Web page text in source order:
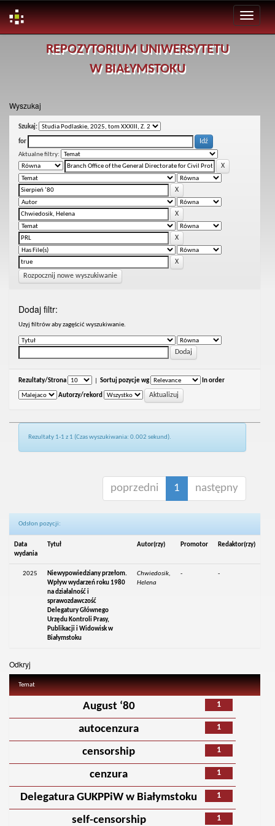
REPOZYTORIUM UNIWERSYTETU
W BIAŁYMSTOKU
Wyszukaj
Szukaj:
for
Aktualne filtry:
Rozpocznij nowe wyszukiwanie
Dodaj filtr:
Uzyj filtrów aby zagęścić wyszukiwanie.
Rezultaty/Strona Sortuj pozycje wg In order
Autorzy/rekord
Rezultaty 1-1 z 1 (Czas wyszukiwania: 0.002 sekund).
poprzedni 1 następny
Odsłon pozycji:
Data
wydania
Tytuł Autor(rzy) Promotor Redaktor(rzy)
2025
Niewypowiedziany przełom.
Wpływ wydarzeń roku 1980
na działalność i
sprawozdawczość
Delegatury Głównego
Urzędu Kontroli Prasy,
Publikacji i Widowisk w
Białymstoku
Chwiedosik,
Helena
- -
Odkryj
Temat
1
August ‘80
1
autocenzura
1
censorship
1
cenzura
1
Delegatura GUKPPiW w Białymstoku
1
self-censorship